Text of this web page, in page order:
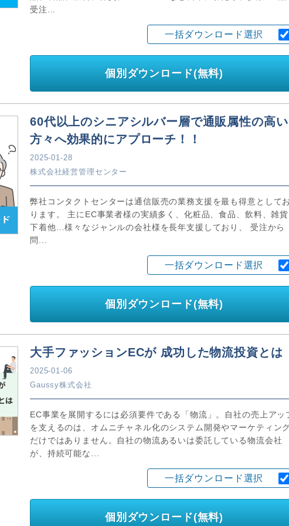
受注...
一括ダウンロード選択
個別ダウンロード(無料)
60代以上のシニアシルバー層で通販属性の高い
方々へ効果的にアプローチ！！
2025-01-28
株式会社経営管理センター
弊社コンタクトセンターは通信販売の業務支援を最も得意として
ります。 主にEC事業者様の実績多く、化粧品、食品、飲料、雑
下着他…様々なジャンルの会社様を長年支援しており、 受注から
問...
一括ダウンロード選択
個別ダウンロード(無料)
大手ファッションECが 成功した物流投資とは
2025-01-06
Gaussy株式会社
EC事業を展開するには必須要件である「物流」。自社の売上アッ
を支えるのは、オムニチャネル化のシステム開発やマーケティン
だけではありません。自社の物流あるいは委託している物流会社
が、持続可能な...
一括ダウンロード選択
個別ダウンロード(無料)